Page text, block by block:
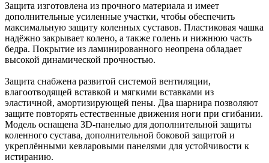
Защита изготовлена из прочного материала и имеет
дополнительные усиленные участки, чтобы обеспечить
максимальную защиту коленных суставов. Пластиковая чашка
надёжно закрывает колено, а также голень и нижнюю часть
бедра. Покрытие из ламинированного неопрена обладает
высокой динамической прочностью.
Защита снабжена развитой системой вентиляции,
влагоотводящей вставкой и мягкими вставками из
эластичной, амортизирующей пены. Два шарнира позволяют
защите повторять естественные движения ноги при сгибании.
Модель оснащена 3D-панелью для дополнительной защиты
коленного сустава, дополнительной боковой защитой и
укреплёнными кевларовыми панелями для устойчивости к
истиранию.